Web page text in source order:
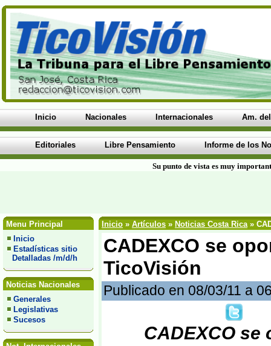
Inicio Nacionales Internacionales Am.
Editoriales Libre Pensamiento Informe de los
Su punto de vista es muy
Menu Principal
Inicio
Estadísticas sitio
Detalladas /m/d/h
Noticias Nacionales
Generales
Legislativas
Sucesos
Inicio » Artículos » Noticias Costa Rica»
CADEXCO se
TicoVisión
Publicado en 08/03/11 a
CADEXCO se